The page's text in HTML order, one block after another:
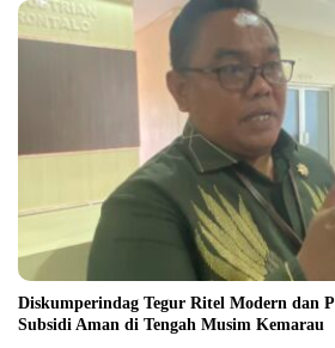
Diskumperindag Tegur Ritel Modern dan
Subsidi Aman di Tengah Musim Kemarau